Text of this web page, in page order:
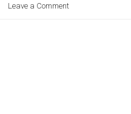
Leave a Comment